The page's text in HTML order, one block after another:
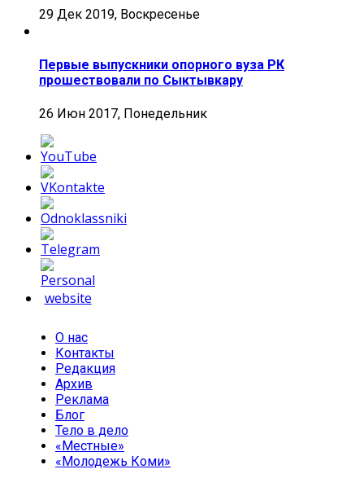
29 Дек 2019, Воскресенье
Первые выпускники опорного вуза РК
прошествовали по Сыктывкару
26 Июн 2017, Понедельник
О нас
Контакты
Редакция
Архив
Реклама
Блог
Тело в дело
«Местные»
«Молодежь Коми»